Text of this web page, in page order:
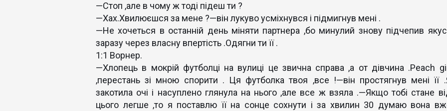
—Стоп ,але в чому ж тоді підеш ти ?
—Хах.Хвилюєшся за мене ?—він лукуво усміхнувся і підмигнув мені .
—Не хочеться в останній день міняти партнера ,бо минулий знову підчепив
заразу через власну впертість .Одягни ти її .
1:1 Ворнер.
—Хлопець в мокрій футболці на вулиці це звична справа ,а от дівчина .Peach
,перестань зі мною спорити . Ця футболка твоя ,все !—він простягнув мені її
закотила очі і насуплено глянула на нього ,але все ж взяла .—Якщо тобі стане
цього легше ,то я поставлю її на сонце сохнути і за хвилин 30 думаю вона